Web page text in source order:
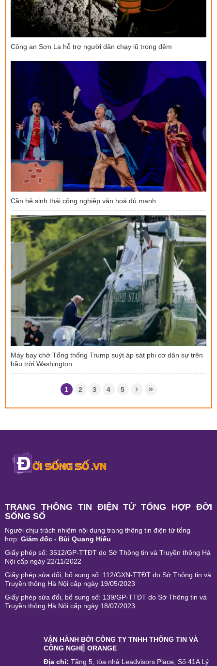
Công an Sơn La hỗ trợ người dân chạy lũ trong đêm
Cần hệ sinh thái công nghiệp văn hoá đủ mạnh
Máy bay chở Tổng thống Trump suýt áp sát phi cơ dân sự trên
bầu trời Washington
1 2 3 4 5
TRANG THÔNG TIN ĐIỆN TỬ TỔNG HỢP ĐỜI
SỐNG SỐ
Người chịu trách nhiệm nội dung trang thông tin điện tử tổng
hợp: Giám đốc - Bùi Quang Hiếu
Giấy phép số: 3512/GP-TTĐT do Sở Thông tin và Truyền thông Hà
Nội cấp ngày 22/11/2022
Giấy phép sửa đổi, bổ sung số: 112/GXN-TTĐT do Sở Thông tin và
Truyền thông Hà Nội cấp ngày 19/05/2023
Giấy phép sửa đổi, bổ sung số: 139/GP-TTĐT do Sở Thông tin và
Truyền thông Hà Nội cấp ngày 18/07/2023
VẬN HÀNH BỞI CÔNG TY TNHH THÔNG TIN VÀ
CÔNG NGHỆ ORANGE
Địa chỉ: Tầng 5, tòa nhà Leadvisors Place, Số 41A Lý